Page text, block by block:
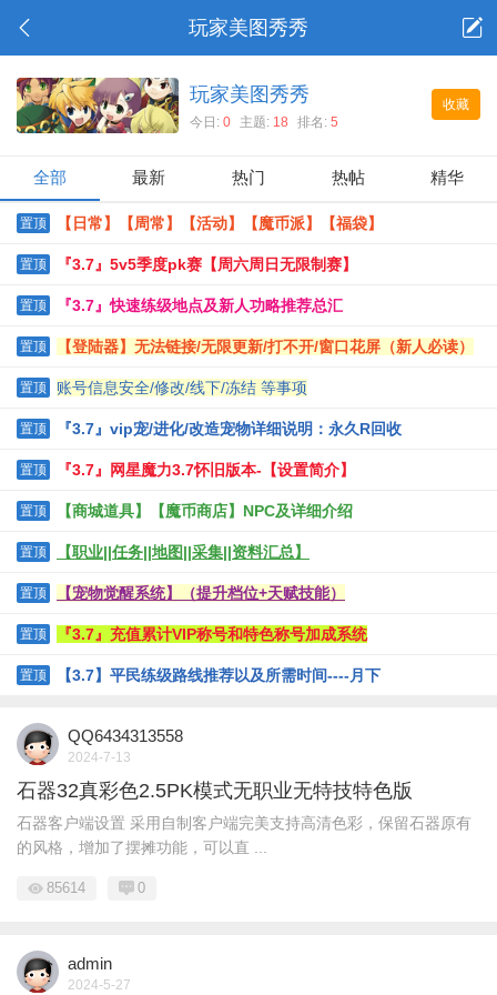
玩家美图秀秀
收藏
玩家美图秀秀
今日:0 主题: 18 排名:5
全部 最新 热门 热帖 精华
置顶 【日常】【周常】【活动】【魔币派】【福袋】
置顶 『3.7』5v5季度pk赛【周六周日无限制赛】
置顶 『3.7』快速练级地点及新人功略推荐总汇
置顶 【登陆器】无法链接/无限更新/打不开/窗口花屏（新人必读）
置顶 账号信息安全/修改/线下/冻结 等事项
置顶 『3.7』vip宠/进化/改造宠物详细说明：永久R回收
置顶 『3.7』网星魔力3.7怀旧版本-【设置简介】
置顶 【商城道具】【魔币商店】NPC及详细介绍
置顶 【职业||任务||地图||采集||资料汇总】
置顶 【宠物觉醒系统】（提升档位+天赋技能）
置顶 『3.7』充值累计VIP称号和特色称号加成系统
置顶 【3.7】平民练级路线推荐以及所需时间----月下
QQ6434313558
2024-7-13
石器32真彩色2.5PK模式无职业无特技特色版
石器客户端设置 采用自制客户端完美支持高清色彩，保留石器原有
的风格，增加了摆摊功能，可以直 ...
85614 0
admin
2024-5-27